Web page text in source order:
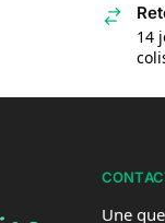
14
Une